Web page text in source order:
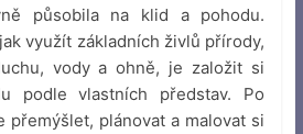
působila na klid a pohodu.
využít základních živlů přírody,
vody a ohně, je založit si
podle vlastních představ. Po
přemýšlet, plánovat a malovat si